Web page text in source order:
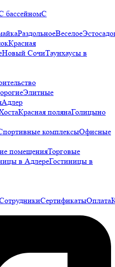
бассейномС
РаздольноеВеселое
Красная
Новый СочиТаунхаусы в
Элитные
Адлер
Красная полянаГолицыно
комплексыОфисные
помещенияТорговые
в АдлереГостиницы в
СертификатыОплата